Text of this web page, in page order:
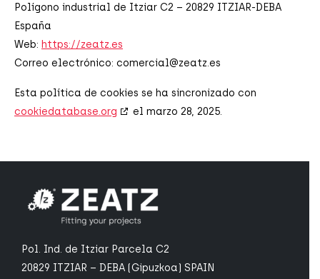
Polígono industrial de Itziar C2 – 20829 ITZIAR-DEBA
España
Web: https://zeatz.es
Correo electrónico: comercial@zeatz.es
Esta política de cookies se ha sincronizado con
cookiedatabase.org
el marzo 28, 2025.
Pol. Ind. de Itziar Parcela C2
20829 ITZIAR – DEBA (Gipuzkoa) SPAIN